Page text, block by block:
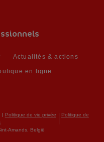
Actualités & actions
en ligne
Politique de vie privée
Politique de
Amands, België